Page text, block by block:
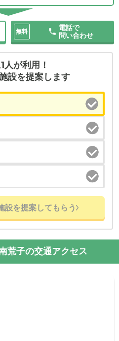
無料
電話で
問い合わせ
人が利用！
設を提案します
設を提案してもらう
荒子の交通アクセス